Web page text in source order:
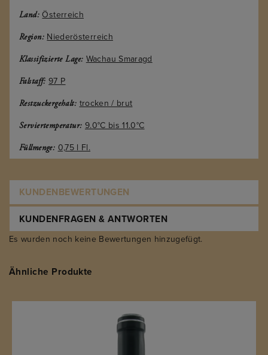
Land: Österreich
Region: Niederösterreich
Klassifizierte Lage: Wachau Smaragd
Falstaff: 97 P
Restzuckergehalt: trocken / brut
Serviertemperatur: 9.0°C bis 11.0°C
Füllmenge: 0,75 l Fl.
KUNDENBEWERTUNGEN
KUNDENFRAGEN & ANTWORTEN
Es wurden noch keine Bewertungen hinzugefügt.
Ähnliche Produkte